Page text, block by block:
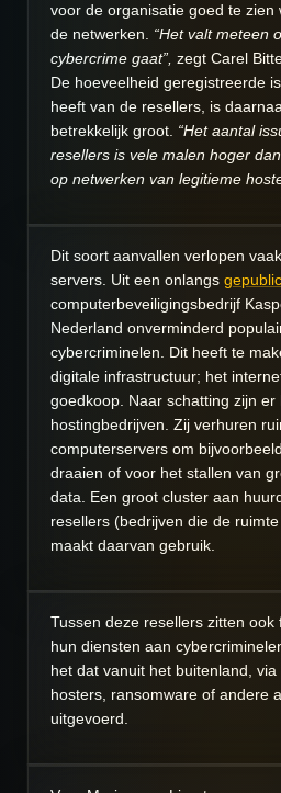
voor de organisatie goed te zien
de netwerken. “Het valt meteen
cybercrime gaat”, zegt Carel
De hoeveelheid geregistreerde
heeft van de resellers, is
betrekkelijk groot. “Het aantal
resellers is vele malen hoger
op netwerken van legitieme
Dit soort aanvallen verlopen
servers. Uit een onlangs
computerbeveiligingsbedrijf
Nederland onverminderd
cybercriminelen. Dit heeft te
digitale infrastructuur; het
goedkoop. Naar schatting zijn er
hostingbedrijven. Zij verhuren
computerservers om
draaien of voor het stallen van
data. Een groot cluster aan
resellers (bedrijven die de
maakt daarvan gebruik.
Tussen deze resellers zitten ook
hun diensten aan
het dat vanuit het buitenland,
hosters, ransomware of andere
uitgevoerd.